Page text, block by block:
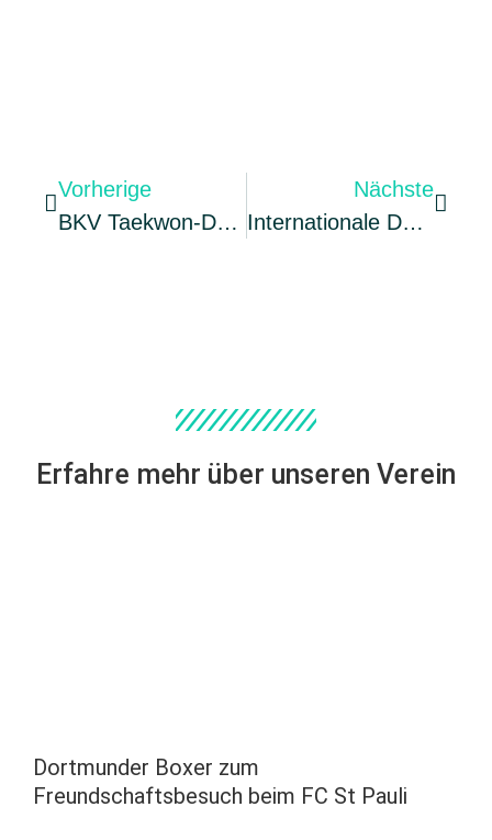
Vorherige
BKV Taekwon-Do Team In Holland Erfolgreich
Nächste
Internationale Deutsche ITF-Taekwon-Do Meisterschaft In Dortmund
Erfahre mehr über unseren Verein
Dortmunder Boxer zum
Freundschaftsbesuch beim FC St Pauli